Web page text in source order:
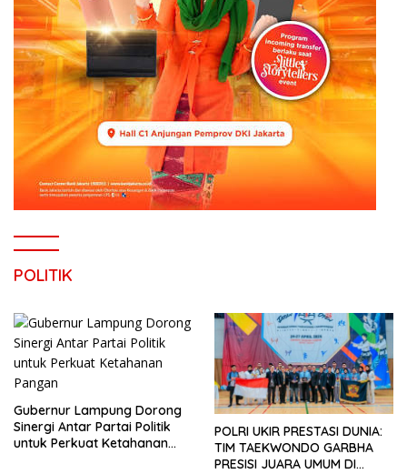
POLITIK
Gubernur Lampung Dorong
Sinergi Antar Partai Politik
untuk Perkuat Ketahanan
POLRI UKIR PRESTASI DUNIA:
TIM TAEKWONDO GARBHA
PRESISI JUARA UMUM DI